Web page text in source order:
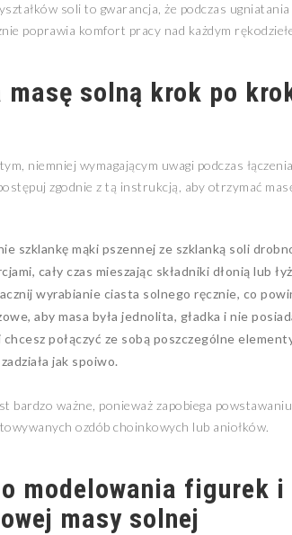
soli to gwarancja, że podczas
poprawia komfort pracy nad każdym
masę solną krok po
niemniej wymagającym uwagi podczas
zgodnie z tą instrukcją, aby otrzymać
szklankę mąki pszennej ze szklanką soli
cały czas mieszając składniki dłonią lub
wyrabianie ciasta solnego ręcznie, co
aby masa była jednolita, gładka i nie
połączyć ze sobą poszczególne
jak spoiwo.
bardzo ważne, ponieważ zapobiega
ozdób choinkowych lub aniołków.
modelowania figurek i
masy solnej